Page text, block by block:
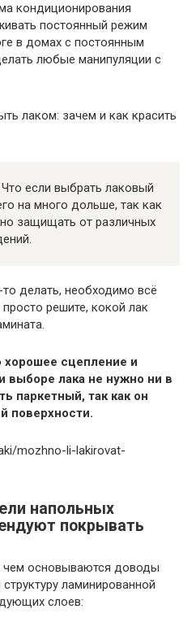
кондиционирования
постоянный режим
в домах с постоянным
любые манипуляции с
Что если выбрать лаковый
на много дольше, так как
защищать от различных
делать, необходимо всё
решите, кокой лак
хорошее сцепление и
выборе лака не нужно ни в
паркетный, так как он
поверхности.
mozhno-li-lakirovat-
напольных
покрывать
чем основываются доводы
ламинированной
слоев: